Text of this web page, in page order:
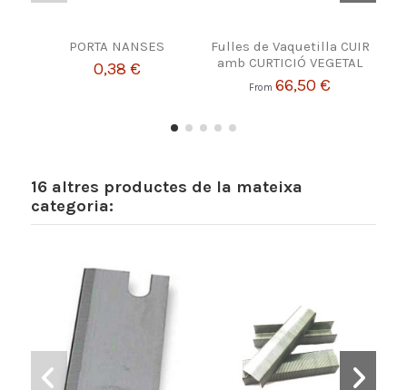
PORTA NANSES
0,38 €
Fulles de Vaquetilla CUIR
amb CURTICIÓ VEGETAL
From66,50 €
16 altres productes de la mateixa
categoria: